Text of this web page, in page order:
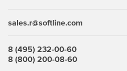
sales.r@softline.com
8 (495) 232-00-60
8 (800) 200-08-60